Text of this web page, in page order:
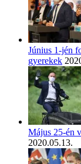
Június 1-jén
gyerekek
Május 25-én
2020.05.13.